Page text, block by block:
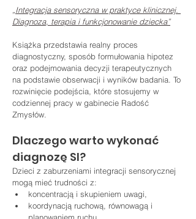
„Integracja sensoryczna w praktyce klinicznej.
Diagnoza, terapia i funkcjonowanie dziecka”
Książka przedstawia realny proces
diagnostyczny, sposób formułowania hipotez
oraz podejmowania decyzji terapeutycznych
na podstawie obserwacji i wyników badania. To
rozwinięcie podejścia, które stosujemy w
codziennej pracy w gabinecie Radość
Zmysłów.
Dlaczego warto wykonać
diagnozę SI?
Dzieci z zaburzeniami integracji sensorycznej
mogą mieć trudności z:
koncentracją i skupieniem uwagi,
koordynacją ruchową, równowagą i
planowaniem ruchu,